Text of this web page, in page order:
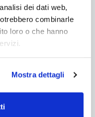
dei dati web,
combinarle
loro o che hanno
Mostra dettagli
che il
i requisiti strutturali
domestico e
parte di persone
settore arredo).